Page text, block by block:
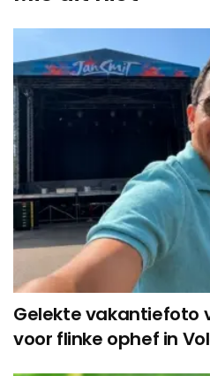
Gelekte vakantiefoto
voor flinke ophef in